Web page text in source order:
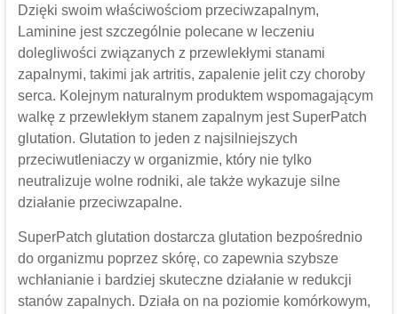
Dzięki swoim właściwościom przeciwzapalnym,
Laminine jest szczególnie polecane w leczeniu
dolegliwości związanych z przewlekłymi stanami
zapalnymi, takimi jak artritis, zapalenie jelit czy choroby
serca. Kolejnym naturalnym produktem wspomagającym
walkę z przewlekłym stanem zapalnym jest SuperPatch
glutation. Glutation to jeden z najsilniejszych
przeciwutleniaczy w organizmie, który nie tylko
neutralizuje wolne rodniki, ale także wykazuje silne
działanie przeciwzapalne.
SuperPatch glutation dostarcza glutation bezpośrednio
do organizmu poprzez skórę, co zapewnia szybsze
wchłanianie i bardziej skuteczne działanie w redukcji
stanów zapalnych. Działa on na poziomie komórkowym,